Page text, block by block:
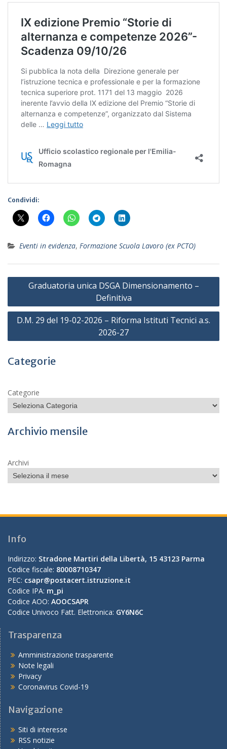
Condividi:
Eventi in evidenza, Formazione Scuola Lavoro (ex PCTO)
Navigazione
Graduatoria unica DSGA Dimensionamento –
Definitiva
D.M. 29 del 19-02-2026 – Riforma Istituti Tecnici a.s.
2026-27
Categorie
Categorie
Archivio mensile
Archivi
Info
Indirizzo: Stradone Martiri della Libertà, 15 43123 Parma
Codice fiscale: 80008710347
PEC: csapr@postacert.istruzione.it
Codice IPA: m_pi
Codice AOO: AOOCSAPR
Codice Univoco Fatt. Elettronica: GY6N6C
Trasparenza
Amministrazione trasparente
Note legali
Privacy
Coronavirus Covid-19
Navigazione
Siti di interesse
RSS notizie